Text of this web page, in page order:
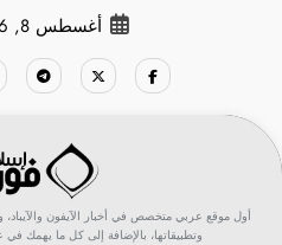
أغسطس 8, 2026
أول موقع عربي متخصص في أخبار الآيفون
وتطبيقاتها، بالإضافة إلى كل ما يهمك في